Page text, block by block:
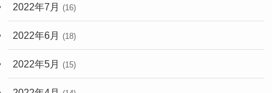
2022年7月 (16)
2022年6月 (18)
2022年5月 (15)